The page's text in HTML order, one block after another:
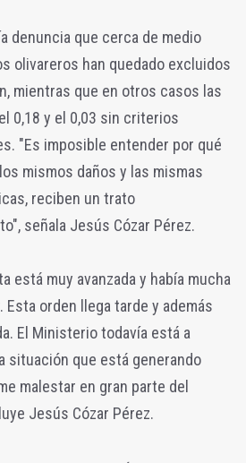
denuncia que cerca de medio
olivareros han quedado excluidos
mientras que en otros casos las
0,18 y el 0,03 sin criterios
"Es imposible entender por qué
mismos daños y las mismas
reciben un trato
señala Jesús Cózar Pérez.
está muy avanzada y había mucha
orden llega tarde y además
El Ministerio todavía está a
situación que está generando
malestar en gran parte del
Jesús Cózar Pérez.